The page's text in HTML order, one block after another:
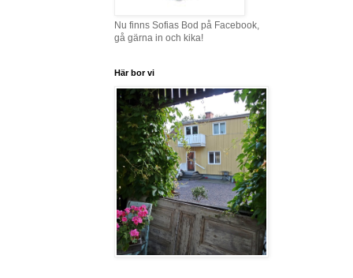
Nu finns Sofias Bod på Facebook,
gå gärna in och kika!
Här bor vi